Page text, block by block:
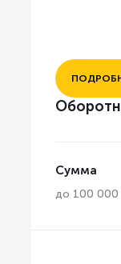
Сумма
до 100 000